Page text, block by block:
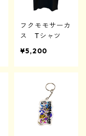
フクモモサーカ
ス Tシャツ
¥5,200